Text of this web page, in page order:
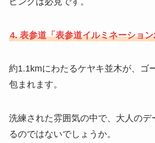
4. 表参道「表参道イルミネーショ
約1.1kmにわたるケヤキ並木が、ゴ
包まれます。
洗練された雰囲気の中で、大人のデ
るのではないでしょうか。